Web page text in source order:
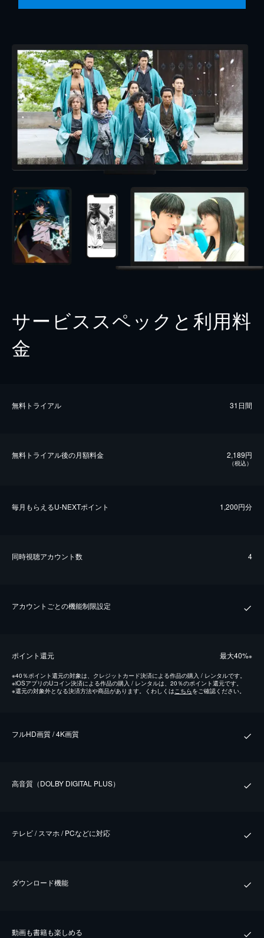
サービススペックと利用料
金
無料トライアル 31日間
無料トライアル後の⽉額料金 2,189円
（税込）
毎⽉もらえるU-NEXTポイント 1,200円分
同時視聴アカウント数 4
アカウントごとの機能制限設定
ポイント還元 最⼤40%※
※40％ポイント還元の対象は、クレジットカード決済による作品の購入 / レンタルです。
※iOSアプリのUコイン決済による作品の購入 / レンタルは、20％のポイント還元です。
※還元の対象外となる決済方法や商品があります。くわしくはこちらをご確認ください。
フルHD画質 / 4K画質
⾼⾳質（DOLBY DIGITAL PLUS）
テレビ / スマホ / PCなどに対応
ダウンロード機能
動画も書籍も楽しめる